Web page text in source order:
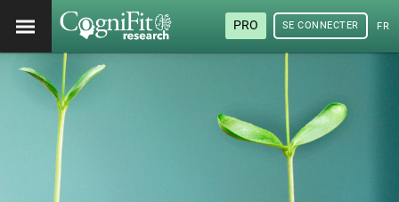
PRO SE CONNECTER